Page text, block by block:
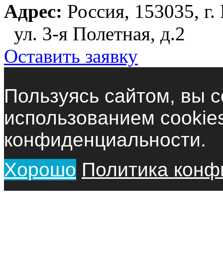
Адрес: Россия, 153035,
ул. 3-я Полетная, д.2
Оставить заявку
Пользуясь сайтом, вы
использованием
конфиденциальности.
Хорошо Политика